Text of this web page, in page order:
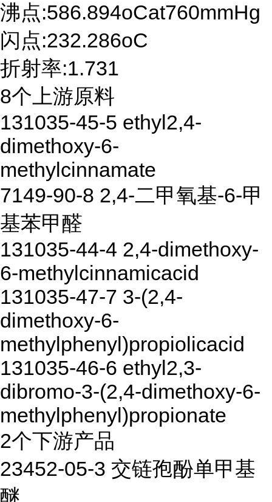
沸点:586.894oCat760mmHg
闪点:232.286oC
折射率:1.731
8个上游原料
131035-45-5 ethyl2,4-
dimethoxy-6-
methylcinnamate
7149-90-8 2,4-二甲氧基-6-甲
基苯甲醛
131035-44-4 2,4-dimethoxy-
6-methylcinnamicacid
131035-47-7 3-(2,4-
dimethoxy-6-
methylphenyl)propiolicacid
131035-46-6 ethyl2,3-
dibromo-3-(2,4-dimethoxy-6-
methylphenyl)propionate
2个下游产品
23452-05-3 交链孢酚单甲基
醚